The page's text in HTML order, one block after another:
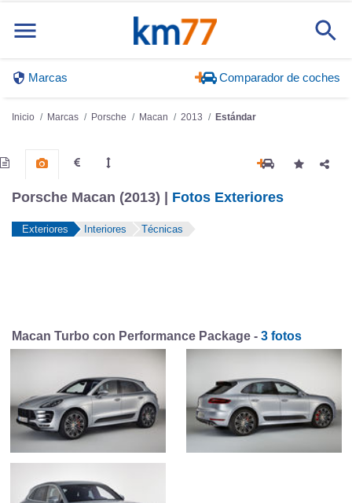
Marcas Comparador de coches
Inicio Marcas Porsche Macan 2013 Estándar
Porsche Macan (2013) | Fotos Exteriores
Exteriores Interiores Técnicas
Macan Turbo con Performance Package - 3 fotos